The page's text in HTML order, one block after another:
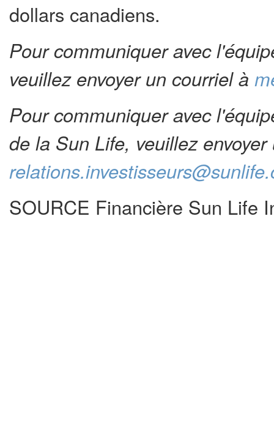
dollars canadiens.
Pour communiquer avec
veuillez envoyer un courriel à
Pour communiquer avec
de la Sun Life, veuillez
SOURCE Financière Sun Life